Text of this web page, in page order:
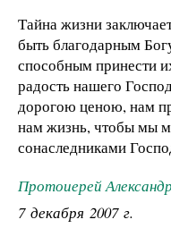
Тайна жизни
быть благодарным
способным принести
радость нашего
дорогою ценою, нам
нам жизнь, чтобы мы
сонаследниками
Протоиерей
7 декабря 2007 г.